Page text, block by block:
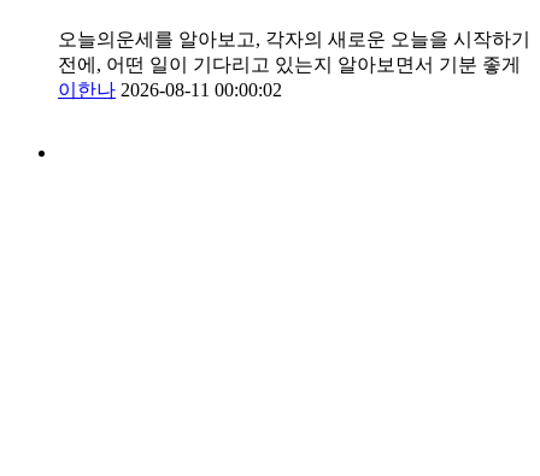
오늘의운세를 알아보고, 각자의 새로운 오늘을 시작하기
전에, 어떤 일이 기다리고 있는지 알아보면서 기분 좋게
이한나 2026-08-11 00:00:02